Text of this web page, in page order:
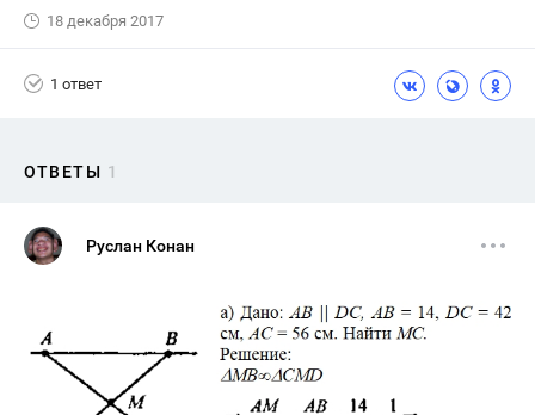
18 декабря 2017
1 ответ
ОТВЕТЫ 1
Руслан Конан